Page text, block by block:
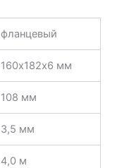
фланцевый
160х182х6 мм
108 мм
3,5 мм
4,0 м